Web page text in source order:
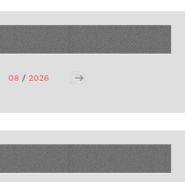
08 /2026